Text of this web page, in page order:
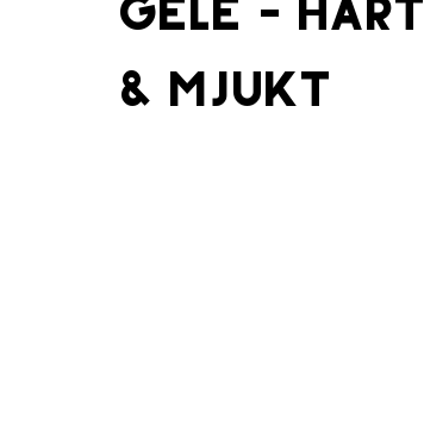
Gele - hårt
& mjukt